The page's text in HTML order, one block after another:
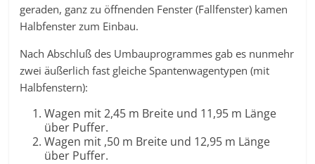
geraden, ganz zu öffnenden Fenster (Fallfenster) kamen
Halbfenster zum Einbau.
Nach Abschluß des Umbauprogrammes gab es nunmehr
zwei äußerlich fast gleiche Spantenwagentypen (mit
Halbfenstern):
Wagen mit 2,45 m Breite und 11,95 m Länge
über Puffer.
Wagen mit ,50 m Breite und 12,95 m Länge
über Puffer.